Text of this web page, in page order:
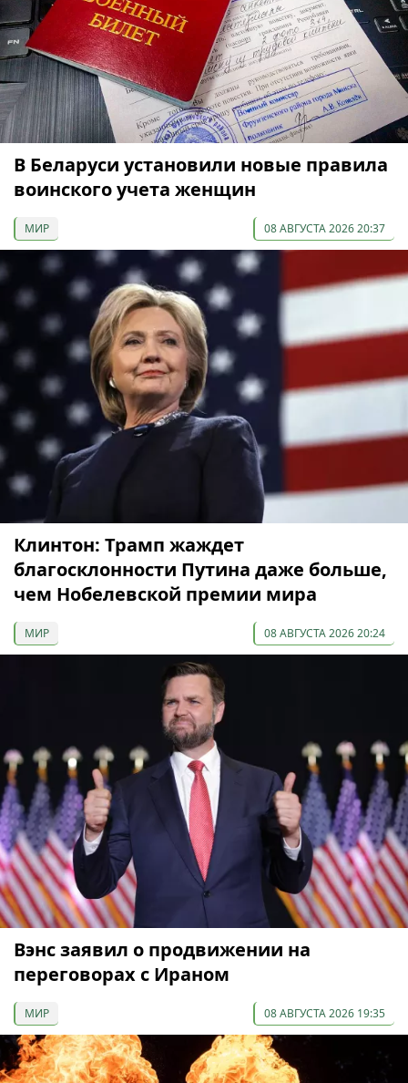
В Беларуси установили новые правила
воинского учета женщин
МИР 08 АВГУСТА 2026 20:37
Клинтон: Трамп жаждет
благосклонности Путина даже больше,
чем Нобелевской премии мира
МИР 08 АВГУСТА 2026 20:24
Вэнс заявил о продвижении на
переговорах с Ираном
МИР 08 АВГУСТА 2026 19:35